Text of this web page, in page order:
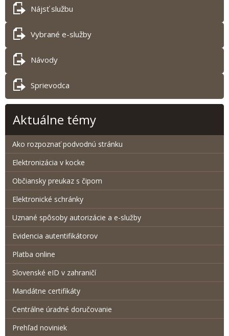
Nájsť službu
Vybrané e-služby
Návody
Sprievodca
Aktuálne témy
Ako rozpoznať podvodnú stránku
Elektronizácia v kocke
Občiansky preukaz s čipom
Elektronické schránky
Uznané spôsoby autorizácie a e-služby
Evidencia autentifikátorov
Platba online
Slovenské eID v zahraničí
Mandátne certifikáty
Centrálne úradné doručovanie
Prehľad noviniek